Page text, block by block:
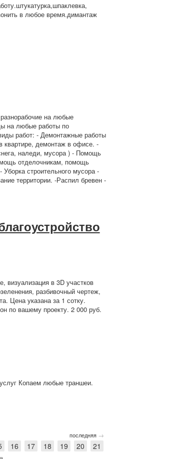
в любое время.димантаж
на любые
на любые работы по
работ: - Демонтажные работы
квартире, демонтаж в офисе. -
наледи, мусора ) - Помощь
отделочникам, помощь
строительного мусора -
территории. -Распил бревен -
визуализация в 3D участков
разбивочный чертеж,
Цена указана за 1 сотку.
по вашему проекту. 2 000 руб.
Копаем любые траншеи.
последняя →
16 17 18 19 20
21
»